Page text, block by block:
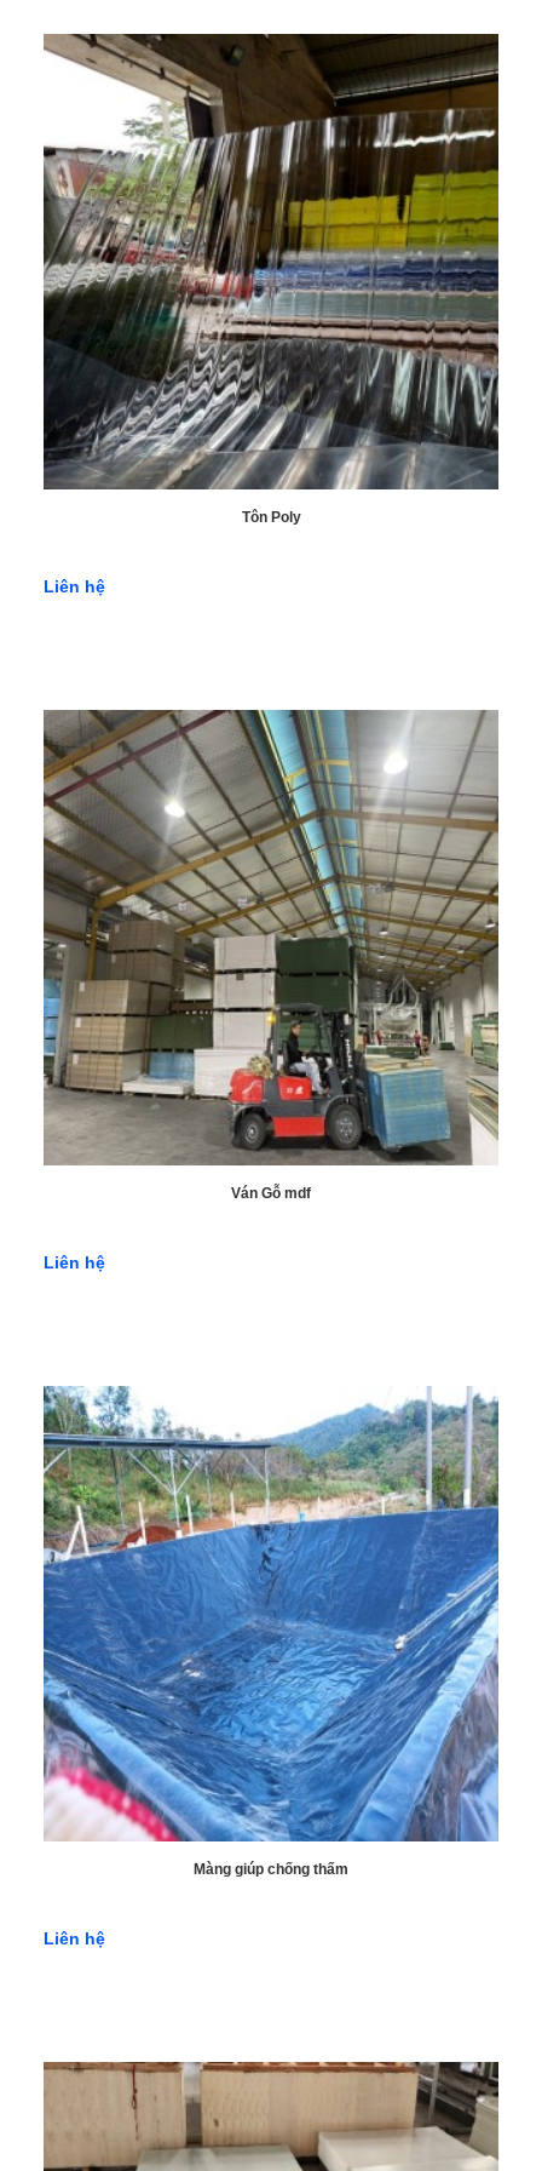
Ứng dụng tấm ốp Conwood làm sàn.
5.3 Làm hàng rào
Tấm ốp Conwood cũng có thể được sử dụng để làm hàng rào
xung quanh ngôi nhà hoặc khu vực ngoại thất khác. Với vẻ đẹp
tự nhiên và tính bền bỉ theo thời gian, hàng rào từ Conwood
không chỉ làm cho không gian ngoại thất trở nên đẹp mắt mà
còn mang lại sự an toàn và riêng tư cho gia đình.
Ứng dụng tấm ốp Conwood làm hàng rào.
5.4 Làm lam chắn nắng
Tấm ốp Conwood có thể được sử dụng để làm lam chắn nắng
cho các khu vực ngoại thất như sân vườn, ban công hay hồ
bơi. Lam chắn nắng từ Conwood không chỉ giúp bảo vệ khỏi
ánh nắng mặt trời mà còn tạo ra không gian ngoại thất thoáng
đãng và dễ chịu.
Ứng dụng tấm ốp Conwood làm lam chắn nắng.
5.5 Làm diềm mái
Trong các công trình xây dựng kiểu truyền thống hoặc hiện đại,
tấm ốp Conwood cũng có thể được sử dụng làm diềm mái, tạo
nên một lớp vỏ ngoài bảo vệ mái nhà khỏi tác động của thời tiết
và môi trường.
Ứng dụng tấm ốp Conwood làm diềm mái.
6. Giá tấm Conwood là bao nhiêu?
Tôn Poly
Liên hệ
Ván Gỗ mdf
Liên hệ
Màng giúp chống thấm
Liên hệ